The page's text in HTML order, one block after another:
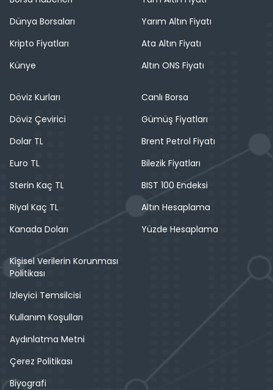
Dünya Borsaları
Kripto Fiyatları
Künye
Yarım Altın Fiyatı
Ata Altın Fiyatı
Altın ONS Fiyatı
Döviz Kurları
Döviz Çevirici
Dolar TL
Euro TL
Sterin Kaç TL
Riyal Kaç TL
Kanada Doları
Canlı Borsa
Gümüş Fiyatları
Brent Petrol Fiyatı
Bilezik Fiyatları
BIST 100 Endeksi
Altın Hesaplama
Yüzde Hesaplama
Kişisel Verilerin Korunması
Politikası
İzleyici Temsilcisi
Kullanım Koşulları
Aydınlatma Metni
Çerez Politikası
Biyografi